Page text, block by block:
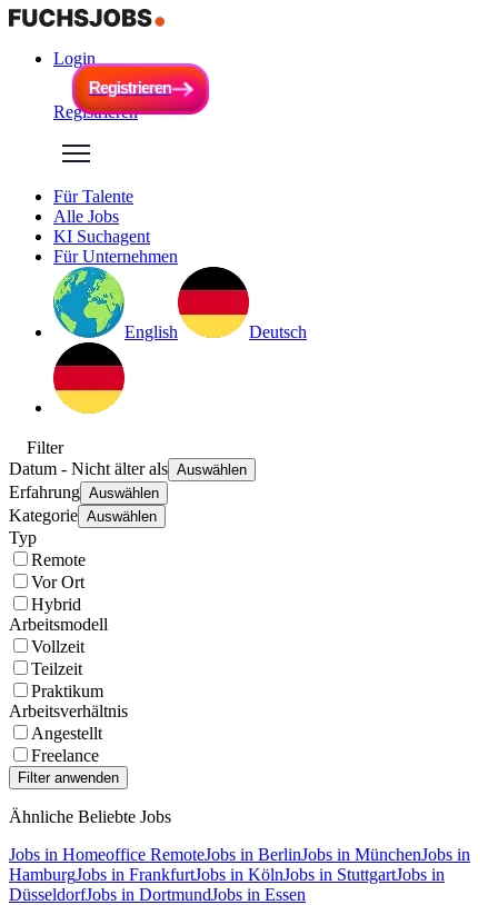
Login
Registrieren
Registrieren
Registrieren
Für Talente
Alle Jobs
KI Suchagent
Für Unternehmen
English Deutsch
Filter
Datum - Nicht älter als Auswählen
Erfahrung Auswählen
Kategorie Auswählen
Typ
Remote
Vor Ort
Hybrid
Arbeitsmodell
Vollzeit
Teilzeit
Praktikum
Arbeitsverhältnis
Angestellt
Freelance
Ähnliche Beliebte Jobs
Jobs in Homeoffice RemoteJobs in BerlinJobs in MünchenJobs in
HamburgJobs in FrankfurtJobs in KölnJobs in StuttgartJobs in
DüsseldorfJobs in DortmundJobs in Essen